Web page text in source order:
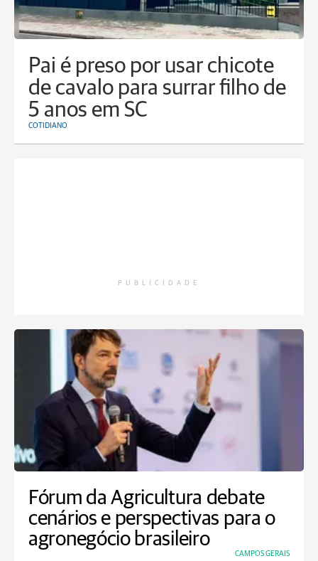
Pai é preso por usar chicote
de cavalo para surrar filho de
5 anos em SC
COTIDIANO
PUBLICIDADE
Fórum da Agricultura debate
cenários e perspectivas para o
agronegócio brasileiro
CAMPOS GERAIS